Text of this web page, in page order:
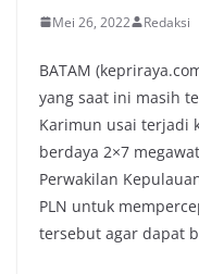
Mei 26, 2022 Redaksi
BATAM
yang saat ini masih
Karimun usai terjadi
berdaya 2×7
Perwakilan
PLN untuk
tersebut agar dapat